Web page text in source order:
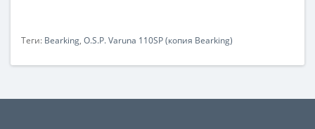
Теги: Bearking, O.S.P. Varuna 110SP (копия Bearking)